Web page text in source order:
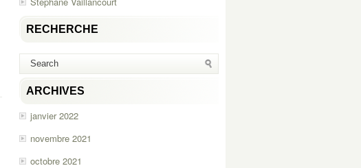
RECHERCHE
ARCHIVES
janvier 2022
novembre 2021
octobre 2021